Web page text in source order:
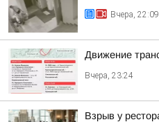
Вчера, 22:09
Движение
Вчера, 23:24
Взрыв у